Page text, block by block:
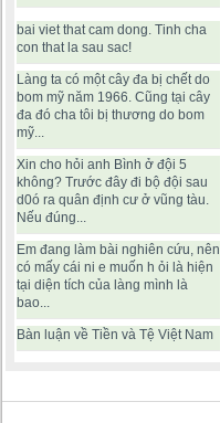
bai viet that cam dong. Tinh cha
con that la sau sac!
Làng ta có một cây đa bị chết do
bom mỹ năm 1966. Cũng tại cây
đa đó cha tôi bị thương do bom
mỹ...
Xin cho hỏi anh Bình ở đội 5
không? Trước đây đi bộ đội sau
d0ó ra quân định cư ở vũng tàu.
Nếu đúng...
Em đang làm bài nghiên cứu, nên
có mấy cái ni e muốn h ỏi là hiện
tại diện tích của làng mình là
bao...
Bàn luận về Tiền và Tệ Việt Nam